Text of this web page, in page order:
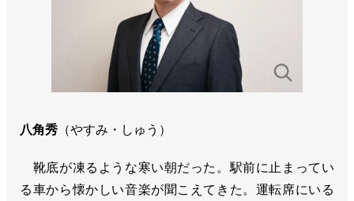
八角秀 （やすみ・しゅう）
靴底が凍るような寒い朝だった。駅前に止まってい
る車から懐かしい音楽が聞こえてきた。運転席にいる